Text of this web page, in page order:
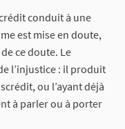
conduit à une
est mise en doute,
ce doute. Le
l’injustice : il produit
ou l’ayant déjà
à parler ou à porter